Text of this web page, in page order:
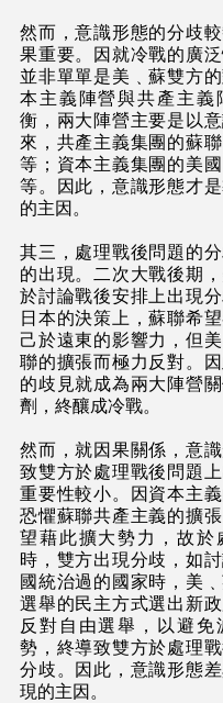
然而，意識形態的分歧
果重要。因就冷戰的廣
並非單單是美﹑蘇雙方
本主義陣營與共產主義
衡，兩大陣營主要是以
來，共產主義集團的蘇
等；資本主義集團的美
等。因此，意識形態才
的主因。
其三，處理戰後問題的
的出現。二次大戰後期
於討論戰後安排上出現
日本的決策上，蘇聯希
己於遠東的影響力，但
聯的擴張而極力反對。
的歧見就成為兩大陣營
劑，終釀成冷戰。
然而，就因果關係，意
致雙方於處理戰後問題
重要性較小。因資本主
恐懼蘇聯共產主義的擴
望藉此擴大勢力，故於
時，雙方出現分歧，如
國統治過的國家時，美
選舉的民主方式選出新
反對自由選舉，以避免
勢，終導致雙方於處理
分歧。因此，意識形態
現的主因。